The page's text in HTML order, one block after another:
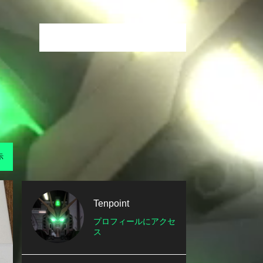
Tenpoint
プロフィールにアクセ
ス